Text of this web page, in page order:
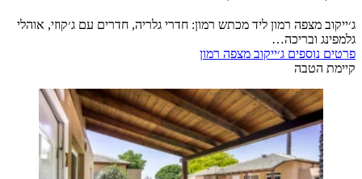
ג׳ייקוב מצפה רמון ליד מכתש רמון: חדרי גלריה, חדרים עם ג׳קוזי, אוהלי
גלמפינג ובריכה…
פרטים נוספים ג׳ייקוב מצפה רמון
קיימת הטבה